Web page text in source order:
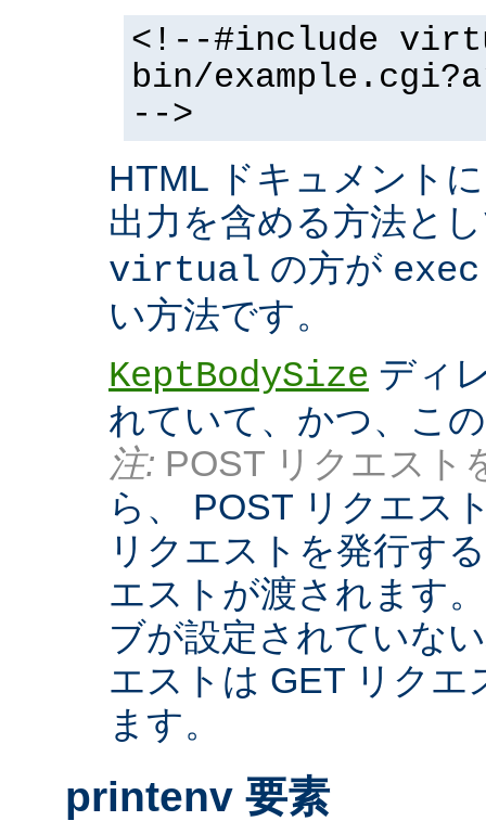
<!--#include
bin/
-->
HTML ドキュメント
出力を含める方法と
virtual の方が
い方法です。
KeptBodySize ディ
れていて、かつ、こ
注: POST リクエスト
ら、 POST リクエス
リクエストを発行す
エストが渡されます
ブが設定されていな
エストは GET リク
ます。
printenv 要素